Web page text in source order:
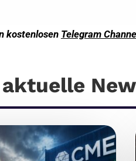
kostenlosen Telegram